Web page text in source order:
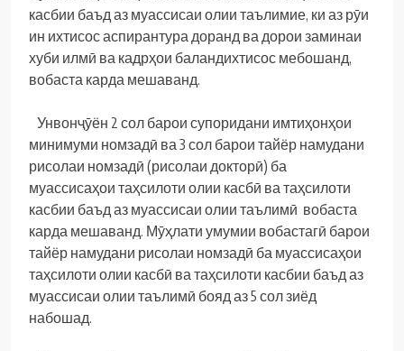
касбии баъд аз муассисаи олии таълимие, ки аз рӯи
ин ихтисос аспирантура доранд ва дорои заминаи
хуби илмӣ ва кадрҳои баландихтисос мебошанд,
вобаста карда мешаванд.
Унвонҷӯён 2 сол барои супоридани имтиҳонҳои
минимуми номзадӣ ва 3 сол барои тайёр намудани
рисолаи номзадӣ (рисолаи докторӣ) ба
муассисаҳои таҳсилоти олии касбӣ ва таҳсилоти
касбии баъд аз муассисаи олии таълимӣ вобаста
карда мешаванд. Мӯҳлати умумии вобастагӣ барои
тайёр намудани рисолаи номзадӣ ба муассисаҳои
таҳсилоти олии касбӣ ва таҳсилоти касбии баъд аз
муассисаи олии таълимӣ бояд аз 5 сол зиёд
набошад.